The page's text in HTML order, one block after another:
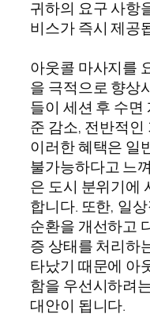
귀하의 요구 사항
비스가 즉시 제공
아웃콜 마사지를
을 극적으로 향상
들이 세션 후 수면
준 감소, 전반적
이러한 혜택은 일
불가능하다고 느
은 도시 분위기에
합니다. 또한, 일
순환을 개선하고
증 상태를 처리하
타났기 때문에 아
함을 우선시하려
대안이 됩니다.